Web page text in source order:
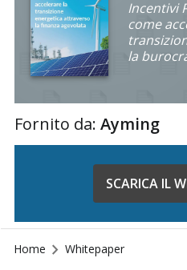
Incentivi
come
la
Fornito da:Ayming
SCARICA IL
Home Whitepaper